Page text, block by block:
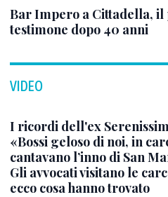
Bar Impero a Cittadella, il
testimone dopo 40 anni
VIDEO
I ricordi dell'ex
«Bossi geloso di noi, in
cantavano l’inno di San
Gli avvocati visitano le
ecco cosa hanno trovato